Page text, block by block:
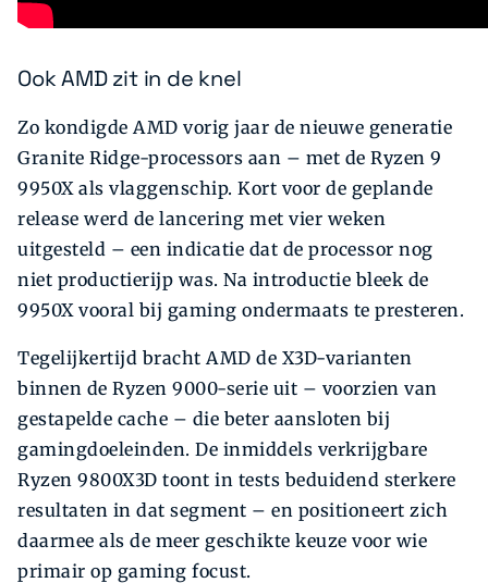
Ook AMD zit in de knel
Zo kondigde AMD vorig jaar de nieuwe generatie
Granite Ridge-processors aan – met de Ryzen 9
9950X als vlaggenschip. Kort voor de geplande
release werd de lancering met vier weken
uitgesteld – een indicatie dat de processor nog
niet productierijp was. Na introductie bleek de
9950X vooral bij gaming ondermaats te presteren.
Tegelijkertijd bracht AMD de X3D-varianten
binnen de Ryzen 9000-serie uit – voorzien van
gestapelde cache – die beter aansloten bij
gamingdoeleinden. De inmiddels verkrijgbare
Ryzen 9800X3D toont in tests beduidend sterkere
resultaten in dat segment – en positioneert zich
daarmee als de meer geschikte keuze voor wie
primair op gaming focust.